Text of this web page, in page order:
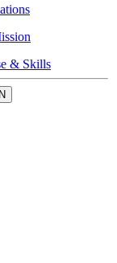
& Skills